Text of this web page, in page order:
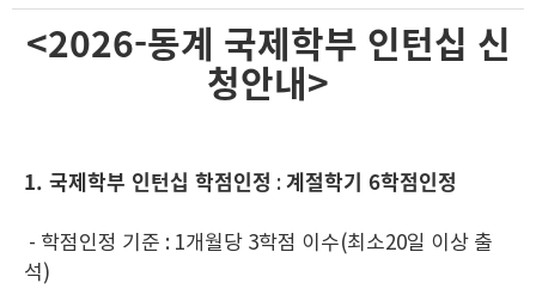
<2026-동계 국제학부 인턴십 신
청안내>
1. 국제학부 인턴십 학점인정 : 계절학기 6학점인정
- 학점인정 기준 : 1개월당 3학점 이수(최소20일 이상 출
석)